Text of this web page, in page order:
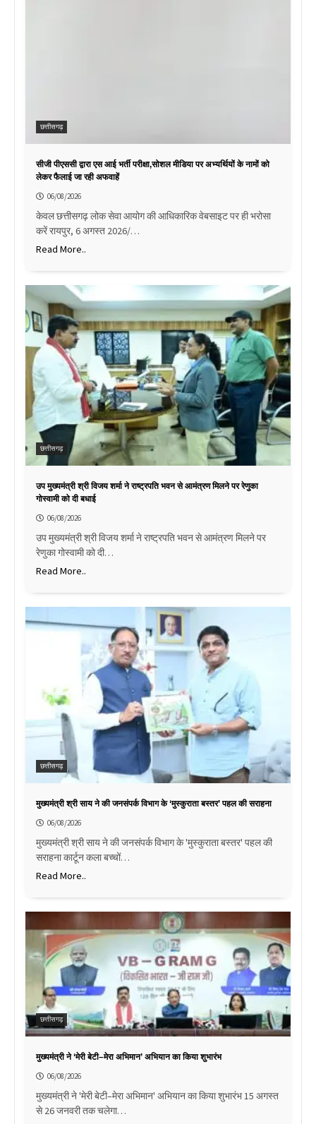
छत्तीसगढ़
सीजी पीएससी द्वारा एस आई भर्ती परीक्षा,सोशल मीडिया पर अभ्यर्थियों के नामों को
लेकर फैलाई जा रही अफवाहें
06/08/2026
केवल छत्तीसगढ़ लोक सेवा आयोग की आधिकारिक वेबसाइट पर ही भरोसा
करें रायपुर, 6 अगस्त 2026/…
Read More..
छत्तीसगढ़
उप मुख्यमंत्री श्री विजय शर्मा ने राष्ट्रपति भवन से आमंत्रण मिलने पर रेणुका
गोस्वामी को दी बधाई
06/08/2026
उप मुख्यमंत्री श्री विजय शर्मा ने राष्ट्रपति भवन से आमंत्रण मिलने पर
रेणुका गोस्वामी को दी…
Read More..
छत्तीसगढ़
मुख्यमंत्री श्री साय ने की जनसंपर्क विभाग के ‘मुस्कुराता बस्तर’ पहल की सराहना
06/08/2026
मुख्यमंत्री श्री साय ने की जनसंपर्क विभाग के 'मुस्कुराता बस्तर' पहल की
सराहना कार्टून कला बच्चों…
Read More..
छत्तीसगढ़
मुख्यमंत्री ने ‘मेरी बेटी–मेरा अभिमान’ अभियान का किया शुभारंभ
06/08/2026
मुख्यमंत्री ने 'मेरी बेटी–मेरा अभिमान' अभियान का किया शुभारंभ 15 अगस्त
से 26 जनवरी तक चलेगा…